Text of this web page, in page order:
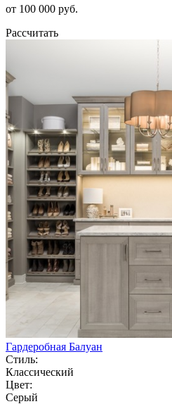
от 100 000 руб.
Рассчитать
Гардеробная Балуан
Стиль:
Классический
Цвет:
Серый